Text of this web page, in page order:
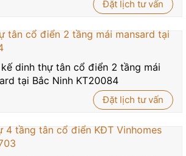
Đặt lịch tư vấn
dinh thự tân cổ điển 2 tầng mái
tại Bắc Ninh KT20084
Đặt lịch tư vấn